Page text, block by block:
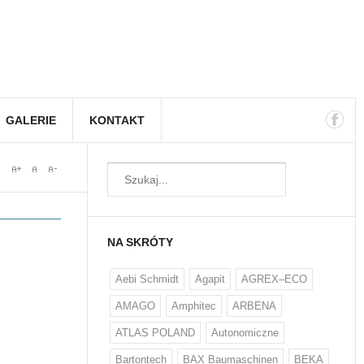
GALERIE KONTAKT
NA SKRÓTY
Aebi Schmidt Agapit AGREX–ECO
AMAGO Amphitec ARBENA
ATLAS POLAND Autonomiczne
Bartontech BAX Baumaschinen BEKA